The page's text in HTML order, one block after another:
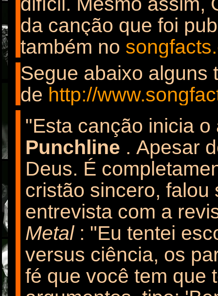
da canção que foi
também no
Segue abaixo alguns
de http://
"Esta canção inicia
Punchline . Apesar
Deus. É
cristão sincero, falou
entrevista com a
Metal: "Eu tentei
versus ciência, os
fé que você tem que